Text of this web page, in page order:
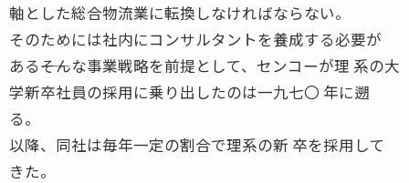
軸とした総合物流業に転換しなければならない。
そのためには社内にコンサルタントを養成する必要が
ある――そんな事業戦略を前提として、センコーが理 系の大
学新卒社員の採用に乗り出したのは一九七〇 年に遡
る。
以降、同社は毎年一定の割合で理系の新 卒を採用して
きた。